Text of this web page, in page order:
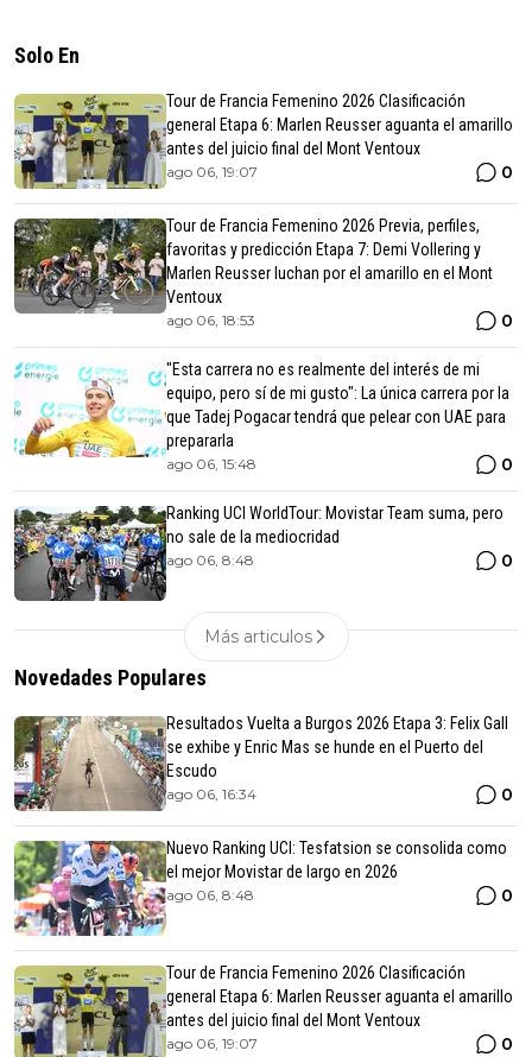
Solo En
Tour de Francia Femenino 2026 Clasificación
general Etapa 6: Marlen Reusser aguanta el amarillo
antes del juicio final del Mont Ventoux
ago 06, 19:07 0
Tour de Francia Femenino 2026 Previa, perfiles,
favoritas y predicción Etapa 7: Demi Vollering y
Marlen Reusser luchan por el amarillo en el Mont
Ventoux
ago 06, 18:53 0
"Esta carrera no es realmente del interés de mi
equipo, pero sí de mi gusto": La única carrera por la
que Tadej Pogacar tendrá que pelear con UAE para
prepararla
ago 06, 15:48 0
Ranking UCI WorldTour: Movistar Team suma, pero
no sale de la mediocridad
ago 06, 8:48 0
Más articulos
Novedades Populares
Resultados Vuelta a Burgos 2026 Etapa 3: Felix Gall
se exhibe y Enric Mas se hunde en el Puerto del
Escudo
ago 06, 16:34 0
Nuevo Ranking UCI: Tesfatsion se consolida como
el mejor Movistar de largo en 2026
ago 06, 8:48 0
Tour de Francia Femenino 2026 Clasificación
general Etapa 6: Marlen Reusser aguanta el amarillo
antes del juicio final del Mont Ventoux
ago 06, 19:07 0